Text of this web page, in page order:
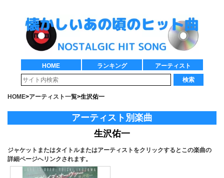
HOME ランキング
アーティスト
検索
HOME>アーティスト一覧>生沢佑一
アーティスト別楽曲
生沢佑一
ジャケットまたはタイトルまたはアーティストをクリックするとこの楽曲の
詳細ページへリンクされます。